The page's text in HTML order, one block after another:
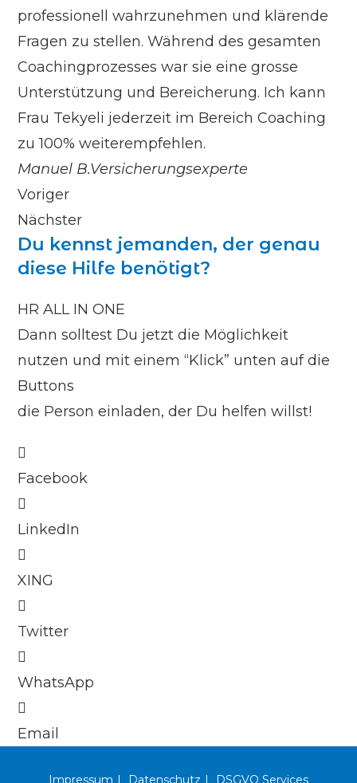
professionell wahrzunehmen und klärende
Fragen zu stellen. Während des gesamten
Coachingprozesses war sie eine grosse
Unterstützung und Bereicherung. Ich kann
Frau Tekyeli jederzeit im Bereich Coaching
zu 100% weiterempfehlen.
Manuel B.Versicherungsexperte
Voriger
Nächster
Du kennst jemanden, der genau
diese Hilfe benötigt?
HR ALL IN ONE
Dann solltest Du jetzt die Möglichkeit
nutzen und mit einem “Klick” unten auf die
Buttons
die Person einladen, der Du helfen willst!
Facebook
LinkedIn
XING
Twitter
WhatsApp
Email
Impressum Datenschutz DSGVO Services